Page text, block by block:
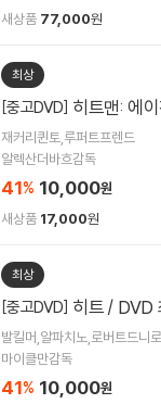
새상품 77,000원
최상
[중고DVD] 히트맨: 에
재커리퀸토,루퍼트프렌드
알렉산더바흐감독
41% 10,000원
새상품 17,000원
최상
[중고DVD] 히트 / DVD
발킬머,알파치노,로버트드니로
마이클만감독
41% 10,000원